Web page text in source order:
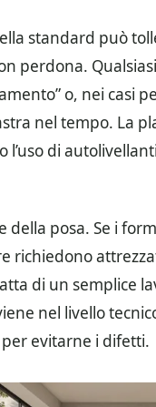
standard può
perdona.
o, nei casi
nel tempo. La
l’uso di
della posa. Se i
richiedono
di un semplice
nel livello
evitarne i difetti.